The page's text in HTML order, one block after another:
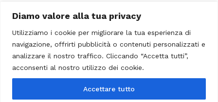
Diamo valore alla tua privacy
Utilizziamo i cookie per migliorare la tua esperienza di
navigazione, offrirti pubblicità o contenuti personalizzati e
analizzare il nostro traffico. Cliccando “Accetta tutti”,
acconsenti al nostro utilizzo dei cookie.
Accettare tutto
© 2023 - Casa Musicale Vicini. All Rights Reserved